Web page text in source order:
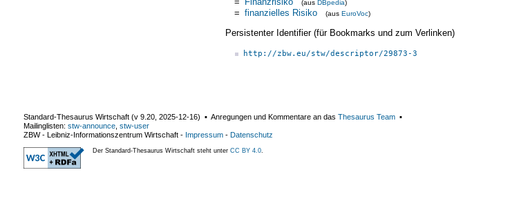
(aus DBpedia)
= finanzielles Risiko (aus EuroVoc)
Persistenter Identifier (für Bookmarks und zum Verlinken)
http://zbw.eu/stw/descriptor/29873-3
Standard-Thesaurus Wirtschaft (v 9.20 2025-12-16) ▪ Anregungen und Kommentare an das Thesaurus Team ▪
Mailinglisten: stw-announce stw-user
ZBW - Leibniz-Informationszentrum Wirtschaft - Impressum - Datenschutz
Der Standard-Thesaurus Wirtschaft steht unter CC BY 4.0